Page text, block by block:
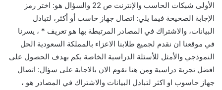
الأولى شبكات الحاسب والإنترنت ص 22 والسؤال هو: اختر رمز
الإجابة الصحيحة فيما يلي: اتصال جهاز حاسب أو أكثر، لتبادل
البيانات، والاشتراك في المصادر المرتبطة بها هو تعريف * ، يسرنا
في موقعنا ان نقدم لجميع طلابنا الاعزاء بالمملكة السعودية الحل
النموذجي والأمثل للأسئلة الدراسية الخاصة بكم بهدف الحصول على
افضل تجربة دراسية ومن هنا نقوم الان بالاجابة على سؤال: اتصال
جهاز حاسوب او اكثر لتبادل البيانات والاشتراك في المصادر هو ،